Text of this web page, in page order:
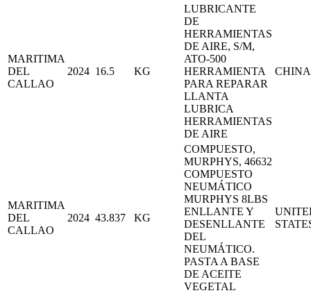
MARITIMA
DEL
CALLAO
2024 16.5 KG
LUBRICANTE
DE
HERRAMIENTAS
DE AIRE, S/M,
ATO-500
HERRAMIENTA
PARA REPARAR
LLANTA
LUBRICA
HERRAMIENTAS
DE AIRE
CHINA
MARITIMA
DEL
CALLAO
2024 43.837 KG
COMPUESTO,
MURPHYS, 46632
COMPUESTO
NEUMÁTICO
MURPHYS 8LBS
ENLLANTE Y
DESENLLANTE
DEL
NEUMÁTICO.
PASTA A BASE
DE ACEITE
VEGETAL